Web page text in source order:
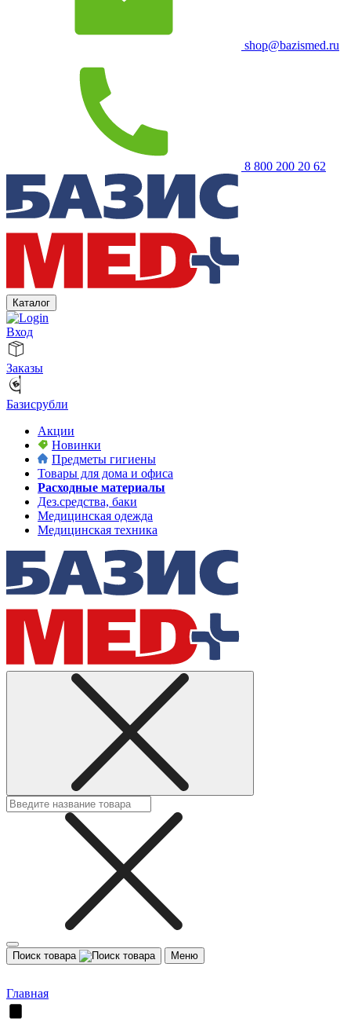
shop@bazismed.ru
8 800 200 20 62
Каталог
Вход
Заказы
Базисрубли
Акции
Новинки
Предметы гигиены
Товары для дома и офиса
Расходные материалы
Дез.средства, баки
Медицинская одежда
Медицинская техника
Поиск товара Меню
Главная